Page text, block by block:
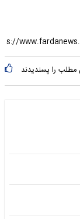
مطلب را پسندیدند